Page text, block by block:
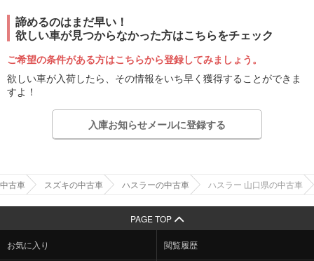
諦めるのはまだ早い！
欲しい車が見つからなかった方はこちらをチェック
ご希望の条件がある方はこちらから登録してみましょう。
欲しい車が入荷したら、その情報をいち早く獲得することができま
すよ！
入庫お知らせメールに登録する
中古車 スズキの中古車 ハスラーの中古車 ハスラー 山口県の中古車
PAGE TOP
お気に入り 閲覧履歴